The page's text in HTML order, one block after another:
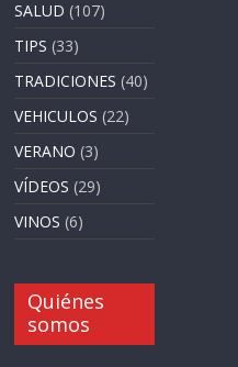
SALUD (107)
TIPS (33)
TRADICIONES (40)
VEHICULOS (22)
VERANO (3)
VÍDEOS (29)
VINOS (6)
Quiénes
somos